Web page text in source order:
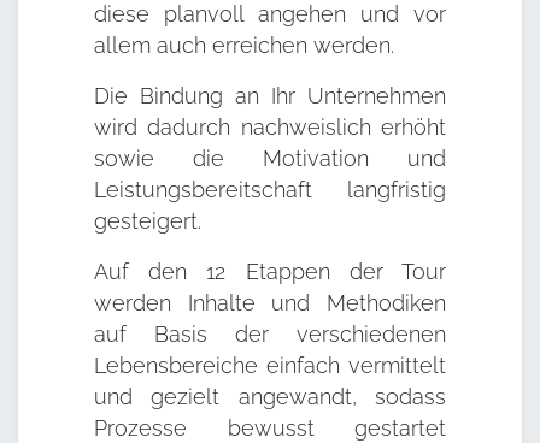
diese planvoll angehen und vor
allem auch erreichen werden.
Die Bindung an Ihr Unternehmen
wird dadurch nachweislich erhöht
sowie die Motivation und
Leistungsbereitschaft langfristig
gesteigert.
Auf den 12 Etappen der Tour
werden Inhalte und Methodiken
auf Basis der verschiedenen
Lebensbereiche einfach vermittelt
und gezielt angewandt, sodass
Prozesse bewusst gestartet